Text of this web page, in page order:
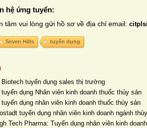
hệ ứng tuyển:
tâm vui lòng gửi hồ sơ về địa chỉ email:
Seven Hills tuyển dụng
Biotech tuyển dụng sales thị trường
tuyển dụng Nhân viên kinh doanh thuốc thủy sản
tuyển dụng nhân viên kinh doanh thuốc thủy sản
tuyển dụng nhân viên kinh doanh ngành
Tech Pharma: Tuyển dụng nhân viên kinh